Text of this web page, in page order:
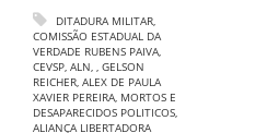
DITADURA MILITAR,
COMISSÃO ESTADUAL DA
VERDADE RUBENS PAIVA,
CEVSP, ALN, , GELSON
REICHER, ALEX DE PAULA
XAVIER PEREIRA, MORTOS E
DESAPARECIDOS POLITICOS,
ALIANÇA LIBERTADORA